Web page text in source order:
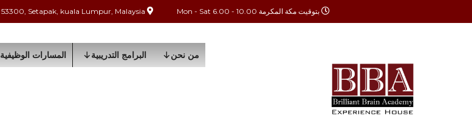
بتوقيت مكة المكرمة Mon - Sat 6.00 - 10.00
من نحن البرامج التدريبية المسارات الوظيفية